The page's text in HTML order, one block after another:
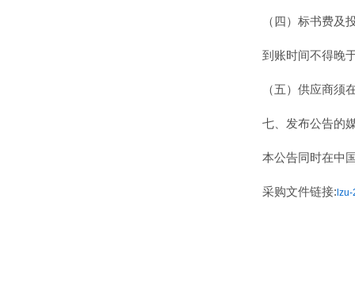
（四）标书费及
到账时间不得晚
（五）供应商须
七、发布公告的
本公告同时在中
采购文件链接: